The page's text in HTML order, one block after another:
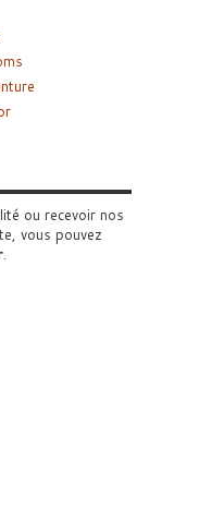
ou recevoir nos
vous pouvez
.